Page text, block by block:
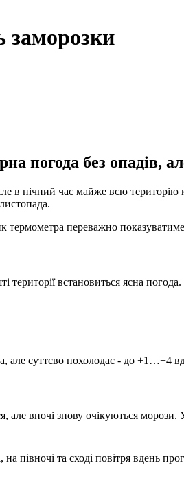
заморозки
погода без опадів,
в нічний час майже всю
термометра переважно
території встановиться ясна
але суттєво похолодає - до +1…+4
але вночі знову очікуються
півночі та сході повітря вдень